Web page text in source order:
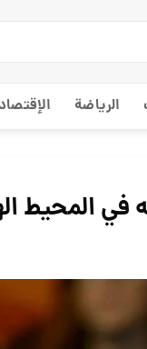
الریاضة الإقتصاد
في المحيط